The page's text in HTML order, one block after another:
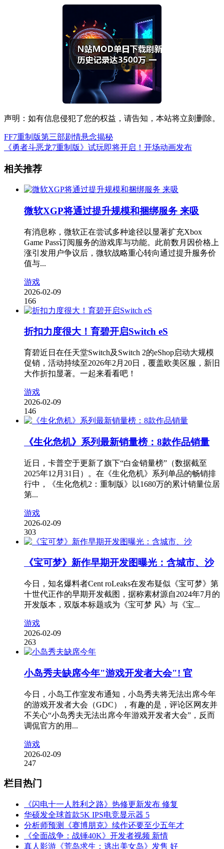
声明：如有信息侵犯了您的权益，请告知，本站将立刻删除。
FF7重制版第三部剧情悬念揭秘
《勇者斗恶龙7重制版》试玩即将开启！开场动画发布
相关推荐
微软XGP将通过提升规模和捆绑服务 来吸
有消息称，微软正在尝试多种途径以显著扩充Xbox
Game Pass订阅服务的游戏库与功能。此前数月因价格上
涨引发用户争议后，微软战略重心转向通过提升服务价
值与...
游戏
2026-02-09
166
折扣力度很大！育碧开启Switch eS
育碧近日在任天堂Switch及Switch 2的eShop启动大规模
促销，活动持续至2026年2月20日，覆盖欧美区服，新旧
大作折扣显著。一起来看看吧！
游戏
2026-02-09
146
《生化危机》系列最新销量榜：8款作品销量
近日，卡普空于更新了旗下“白金销量榜”（数据截至
2025年12月31日）。在《生化危机》系列单品的畅销排
行中，《生化危机2：重制版》以1680万的累计销量位居
第...
游戏
2026-02-09
303
《宝可梦》新作早期开发图曝光：含城市、沙
今日，知名爆料者Cent roLeaks在发布疑似《宝可梦》第
十世代正作的早期开发截图，据称素材源自2024年7月的
开发版本，双版本标题或为《宝可梦 风》与《宝...
游戏
2026-02-09
263
小岛秀夫缺席今年"游戏开发者大会"! 官
今日，小岛工作室发布通知，小岛秀夫将无法出席今年
的游戏开发者大会（GDC），有趣的是，评论区网友并
不关心“小岛秀夫无法出席今年游戏开发者大会”，反而
调侃官方的用...
游戏
2026-02-09
247
栏目热门
《闪电十一人胜利之路》热修更新发布 修复
华硕发全球首款5K IPS电竞显示器 5
分析师预测《赛博朋克》续作还要至少五年才
《全面战争：战锤40K》开发者视频 新情
真人影游《荒岛求生：逃出美女岛》发售 好